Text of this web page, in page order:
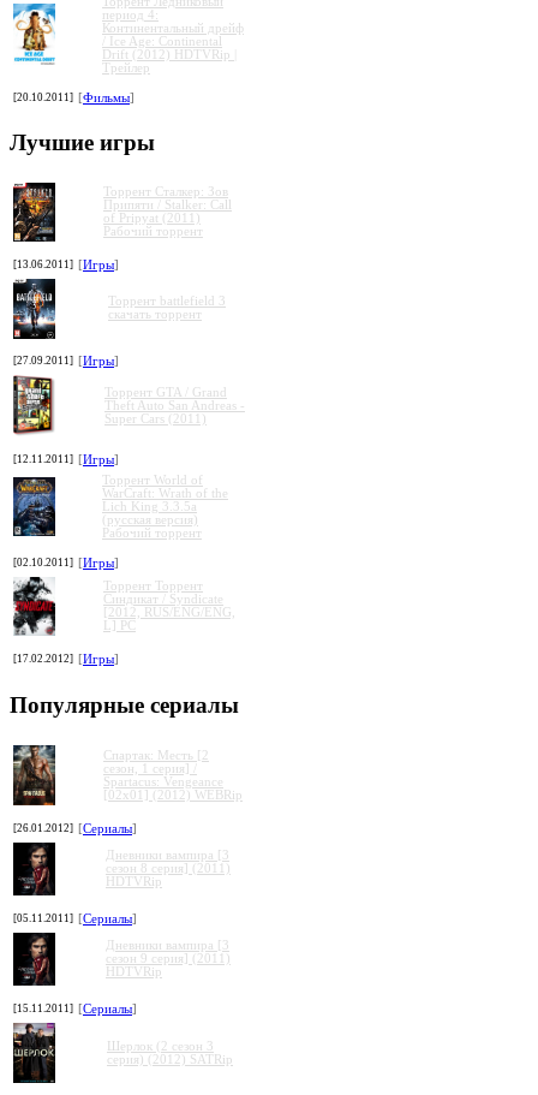
период 4:
Континентальный дрейф
/ Ice Age: Continental
Drift (2012) HDTVRip |
Трейлер
[20.10.2011] [Фильмы]
Лучшие игры
Торрент Сталкер: Зов
Припяти / Stalker: Call
of Pripyat (2011)
Рабочий торрент
[13.06.2011] [Игры]
Торрент battlefield 3
скачать торрент
[27.09.2011] [Игры]
Торрент GTA / Grand
Theft Auto San Andreas -
Super Cars (2011)
[12.11.2011] [Игры]
Торрент World of
WarCraft: Wrath of the
Lich King 3.3.5a
(русская версия)
Рабочий торрент
[02.10.2011] [Игры]
Торрент Торрент
Cиндикат / Syndicate
[2012, RUS/ENG/ENG,
L] PC
[17.02.2012] [Игры]
Популярные сериалы
Спартак: Месть [2
сезон, 1 серия] /
Spartacus: Vengeance
[02x01] (2012) WEBRip
[26.01.2012] [Сериалы]
Дневники вампира [3
сезон 8 серия] (2011)
HDTVRip
[05.11.2011] [Сериалы]
Дневники вампира [3
сезон 9 серия] (2011)
HDTVRip
[15.11.2011] [Сериалы]
Шерлок (2 сезон 3
серия) (2012) SATRip
» » »